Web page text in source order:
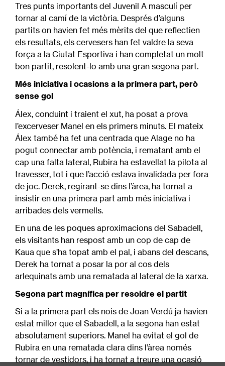
Tres punts importants del Juvenil A masculí per
tornar al camí de la victòria. Després d’alguns
partits on havien fet més mèrits del que reflectien
els resultats, els cervesers han fet valdre la seva
força a la Ciutat Esportiva i han completat un molt
bon partit, resolent-lo amb una gran segona part.
Més iniciativa i ocasions a la primera part, però
sense gol
Álex, conduint i traient el xut, ha posat a prova
l’excerveser Manel en els primers minuts. El mateix
Álex també ha fet una centrada que Alage no ha
pogut connectar amb potència, i rematant amb el
cap una falta lateral, Rubira ha estavellat la pilota al
travesser, tot i que l’acció estava invalidada per fora
de joc. Derek, regirant-se dins l’àrea, ha tornat a
insistir en una primera part amb més iniciativa i
arribades dels vermells.
En una de les poques aproximacions del Sabadell,
els visitants han respost amb un cop de cap de
Kaua que s’ha topat amb el pal, i abans del descans,
Derek ha tornat a posar la por al cos dels
arlequinats amb una rematada al lateral de la xarxa.
Segona part magnífica per resoldre el partit
Si a la primera part els nois de Joan Verdú ja havien
estat millor que el Sabadell, a la segona han estat
absolutament superiors. Manel ha evitat el gol de
Rubira en una rematada clara dins l’àrea només
tornar de vestidors, i ha tornat a treure una ocasió